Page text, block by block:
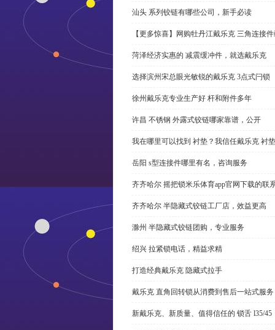
汕头 系列铰链有哪些公司，新手必读
【更多惊喜】网购牡丹江戴乐克 三角连接
菏泽经济实惠的 减震缓冲件，就选戴乐克
选择滨州宋总眼光敏锐的戴乐克 3点式闩锁
徐州戴乐克专业生产好 杆和附件多年
许昌 不锈钢 外露式铰链哪家靠谱，公开
我在哪里可以找到 衬垫？我信任戴乐克 衬
岳阳 s型连接件哪里有名，咨询服务
齐齐哈尔 摇把锁米乐体育app官网下载的联
齐齐哈尔 半隐藏式铰链工厂店，效益更高
滁州 半隐藏式铰链团购，专业服务
绍兴 拉紧锁电话，精益求精
打造经典戴乐克 隐藏式拉手
戴乐克 直角回转锁从消费到售后一站式服务
新戴乐克、新质量、值得信任的 锁舌 l35/45